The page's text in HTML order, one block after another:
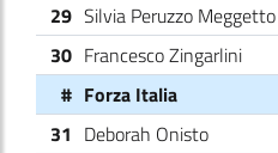
29 Silvia Peruzzo Meggetto
30 Francesco Zingarlini
# Forza Italia
31 Deborah Onisto